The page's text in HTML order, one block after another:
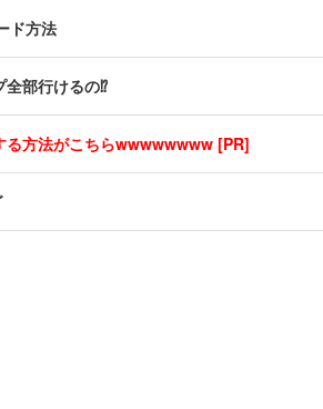
ド方法
全部行けるの⁉
る方法がこちらwwwwwwww [PR]